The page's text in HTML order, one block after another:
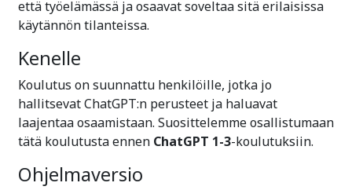
että työelämässä ja osaavat soveltaa sitä erilaisissa
käytännön tilanteissa.
Kenelle
Koulutus on suunnattu henkilöille, jotka jo
hallitsevat ChatGPT:n perusteet ja haluavat
laajentaa osaamistaan. Suosittelemme osallistumaan
tätä koulutusta ennen ChatGPT 1-3-koulutuksiin.
Ohjelmaversio